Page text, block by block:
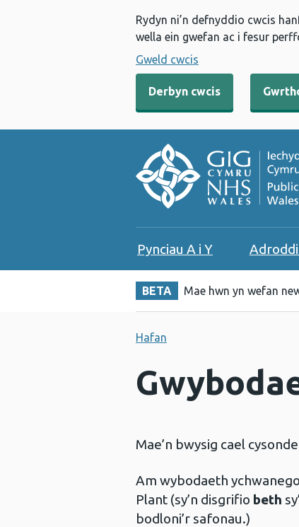
Rydyn ni’n defnyddio cwcis
wella ein gwefan ac i fesur
Gweld cwcis
Derbyn cwcis
Pynciau A i Y
BETA Mae hwn yn wefan
Hafan
Mae’n bwysig cael
Am wybodaeth
Plant (sy’n disgrifio beth
bodloni’r safonau.)